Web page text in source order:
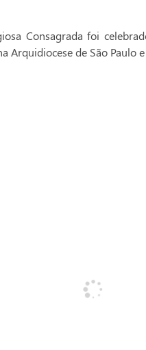
Consagrada foi
Arquidiocese de São Paulo